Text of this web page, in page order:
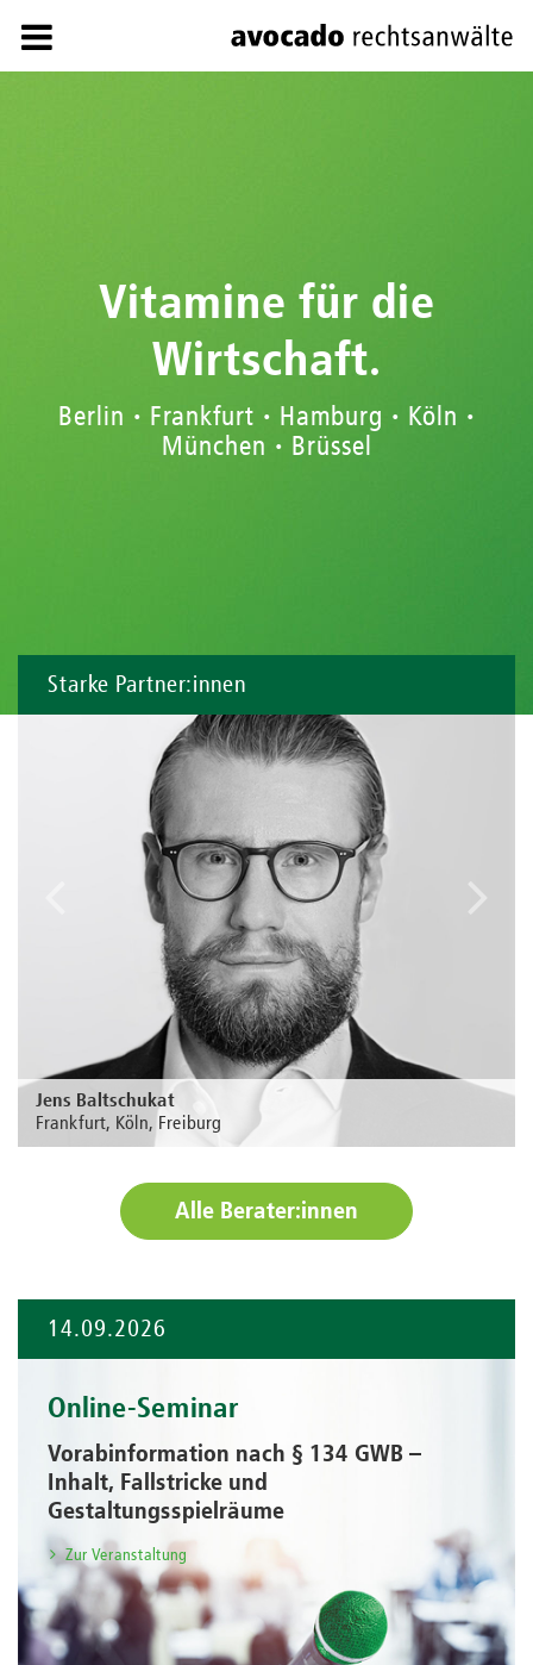
Vitamine für die
Wirtschaft.
Berlin • Frankfurt • Hamburg • Köln •
München • Brüssel
Starke Partner:innen
Jens Baltschukat
Frankfurt, Köln, Freiburg
vorheriger
Alle Berater:innen
14.09.2026
Online-Seminar
Vorabinformation nach § 134 GWB –
Inhalt, Fallstricke und
Gestaltungsspielräume
Zur Veranstaltung